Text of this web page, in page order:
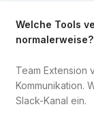
Welche Tools
normalerweise?
Team Extension
Kommunikation.
Slack-Kanal ein.